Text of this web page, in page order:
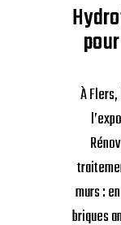
À
murs :
briques